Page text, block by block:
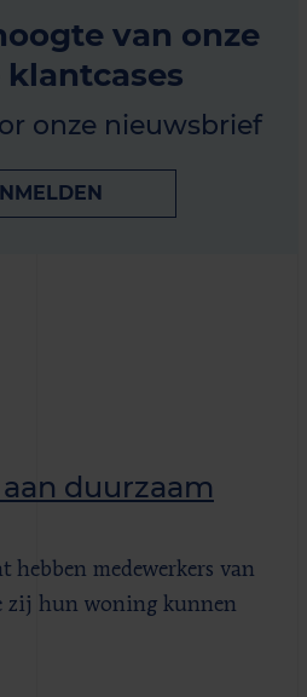
van onze
onze nieuwsbrief
duurzaam
hebben medewerkers van
zij hun woning kunnen